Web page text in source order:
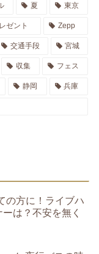
夏 東京
ゼント Zepp
交通手段 宮城
収集 フェス
静岡 兵庫
の方に！ライブハ
は？不安を無く